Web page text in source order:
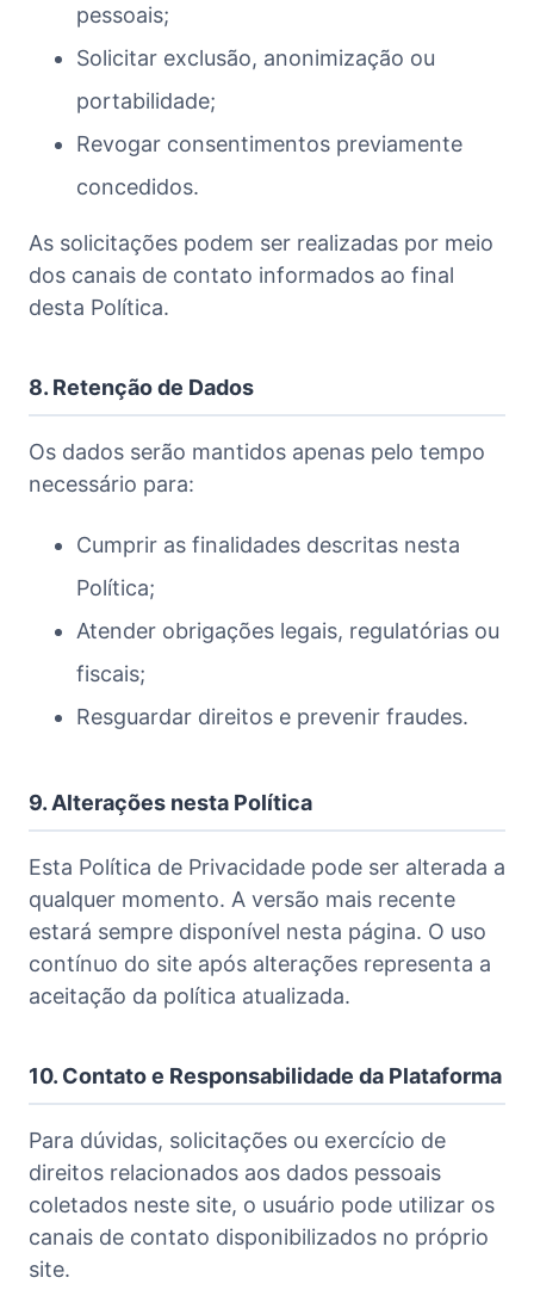
pessoais;
Solicitar exclusão, anonimização ou
portabilidade;
Revogar consentimentos previamente
concedidos.
As solicitações podem ser realizadas por meio
dos canais de contato informados ao final
desta Política.
8. Retenção de Dados
Os dados serão mantidos apenas pelo tempo
necessário para:
Cumprir as finalidades descritas nesta
Política;
Atender obrigações legais, regulatórias ou
fiscais;
Resguardar direitos e prevenir fraudes.
9. Alterações nesta Política
Esta Política de Privacidade pode ser alterada a
qualquer momento. A versão mais recente
estará sempre disponível nesta página. O uso
contínuo do site após alterações representa a
aceitação da política atualizada.
10. Contato e Responsabilidade da Plataforma
Para dúvidas, solicitações ou exercício de
direitos relacionados aos dados pessoais
coletados neste site, o usuário pode utilizar os
canais de contato disponibilizados no próprio
site.